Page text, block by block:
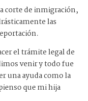
corte de inmigración,
las
el trámite legal de
venir y todo fue
una ayuda como la
que mi hija